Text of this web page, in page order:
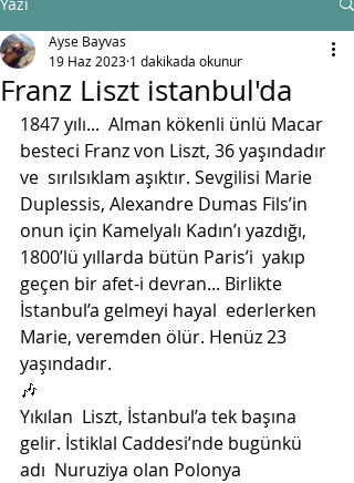
Franz Liszt istanbul'da
Ayse Bayvas
19 Haz 2023 1 dakikada okunur
1847 yılı...  Alman kökenli ünlü Macar
besteci Franz von Liszt, 36 yaşındadır
ve  sırılsıklam aşıktır. Sevgilisi Marie
Duplessis, Alexandre Dumas Fils’in
onun için Kamelyalı Kadın’ı yazdığı,
1800’lü yıllarda bütün Paris’i  yakıp
geçen bir afet-i devran... Birlikte
İstanbul’a gelmeyi hayal  ederlerken
Marie, veremden ölür. Henüz 23
yaşındadır.
🎶
Yıkılan  Liszt, İstanbul’a tek başına
gelir. İstiklal Caddesi’nde bugünkü
adı  Nuruziya olan Polonya